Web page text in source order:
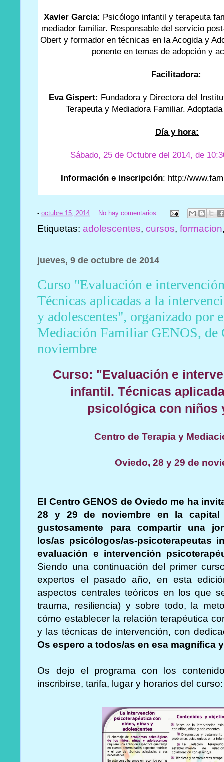
Xavier Garcia: Psicólogo infantil y terapeuta
mediador familiar. Responsable del servicio
Obert y formador en técnicas en la Acogida y
ponente en temas de adopción y
Facilitadora:
Eva Gispert: Fundadora y Directora del
Terapeuta y Mediadora Familiar.
Día y hora:
Sábado, 25 de Octubre del 2014, de
Información e inscripción: http://
-octubre 15, 2014 No hay comentarios:
Etiquetas:adolescentes,cursos,formacion
jueves, 9 de octubre de 2014
Curso "Evaluación e
Técnicas aplicadas a la
y adolescentes", organizado por
Mediación Familiar GENOS, de
noviembre
Curso: "Evaluación e
infantil. Técnicas
psicológica con niños
Centro de Terapia y
Oviedo, 28 y 29 de
El Centro GENOS de Oviedo me ha
28 y 29 de noviembre en la capital
gustosamente para compartir una
los/as psicólogos/as-psicoterapeutas
evaluación e intervención
Siendo una continuación del primer
expertos el pasado año, en esta
aspectos centrales teóricos en los que
trauma, resiliencia) y sobre todo, la
cómo establecer la relación terapéutica
y las técnicas de intervención, con
Os espero a todos/as en esa magnífica
Os dejo el programa con los
inscribirse, tarifa, lugar y horarios del curso: